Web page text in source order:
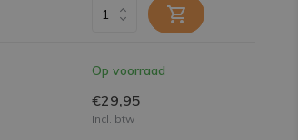
Op voorraad
€29,95
Incl. btw